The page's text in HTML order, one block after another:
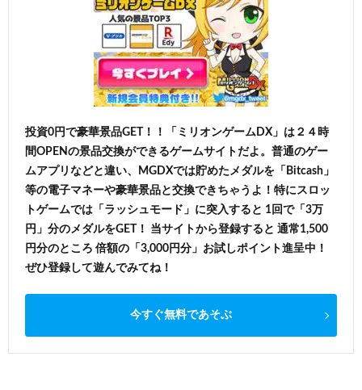
投資0円で豪華景品GET！！「ミリオンゲームDX」は２４時
間OPENの景品交換ができるゲームサイトだよ。普通のゲー
ムアプリなどと違い、MGDXでは貯めたメダルを「Bitcash」
等の電子マネーや豪華景品と交換できちゃうよ！特にスロッ
トゲームでは「ラッシュモード」に突入すると 1回で「3万
円」分のメダルをGET！ 当サイトから登録すると 通常1,500
円分のところ 倍額の「3,000円分」お試しポイント進呈中！
ぜひ登録して遊んでみてね！
今すぐ無料であそぶ